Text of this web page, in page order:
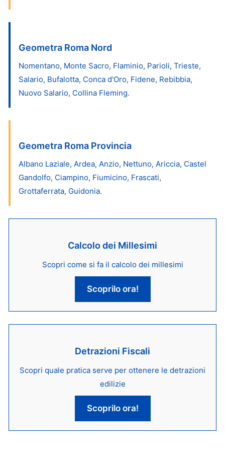
Geometra Roma Nord
Nomentano, Monte Sacro, Flaminio, Parioli, Trieste,
Salario, Bufalotta, Conca d'Oro, Fidene, Rebibbia,
Nuovo Salario, Collina Fleming.
Geometra Roma Provincia
Albano Laziale, Ardea, Anzio, Nettuno, Ariccia, Castel
Gandolfo, Ciampino, Fiumicino, Frascati,
Grottaferrata, Guidonia.
Calcolo dei Millesimi
Scopri come si fa il calcolo dei millesimi
Scoprilo ora!
Detrazioni Fiscali
Scopri quale pratica serve per ottenere le detrazioni
edilizie
Scoprilo ora!